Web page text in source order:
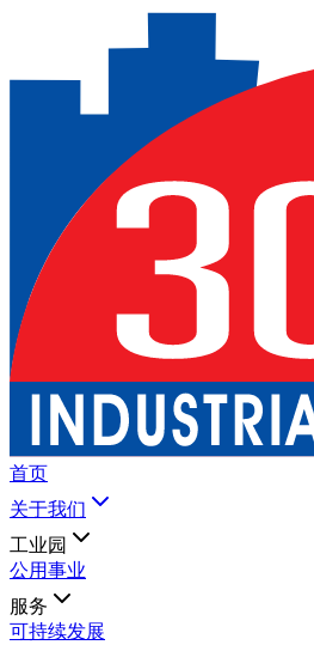
首页
关于我们
工业园
公用事业
服务
可持续发展